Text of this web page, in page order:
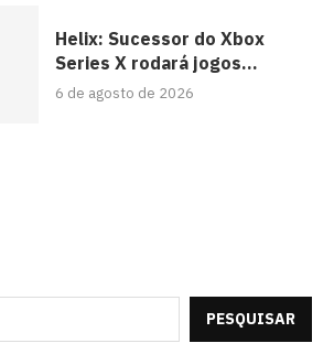
Helix: Sucessor do Xbox
Series X rodará jogos...
6 de agosto de 2026
PESQUISAR